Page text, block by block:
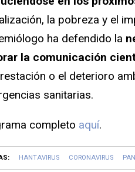
la pobreza y el
ha defendido la
la comunicación
o el deterioro
sanitarias.
completo aquí.
HANTAVIRUS CORONAVIRUS